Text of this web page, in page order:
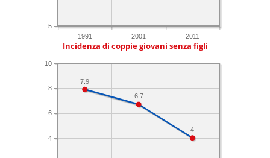
1991 2001 2011
5
Incidenza di coppie giovani senza figli
4
6
8
10
4
6.7
7.9